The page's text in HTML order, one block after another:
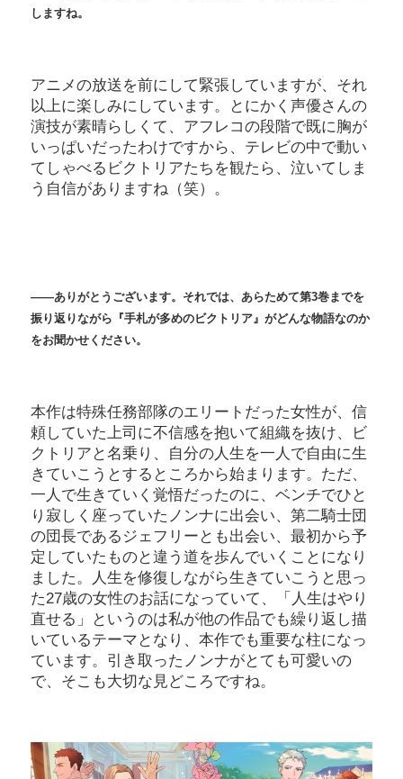
しますね。
アニメの放送を前にして緊張していますが、それ
以上に楽しみにしています。とにかく声優さんの
演技が素晴らしくて、アフレコの段階で既に胸が
いっぱいだったわけですから、テレビの中で動い
てしゃべるビクトリアたちを観たら、泣いてしま
う自信がありますね（笑）。
――ありがとうございます。それでは、あらためて第3巻までを
振り返りながら『手札が多めのビクトリア』がどんな物語なのか
をお聞かせください。
本作は特殊任務部隊のエリートだった女性が、信
頼していた上司に不信感を抱いて組織を抜け、ビ
クトリアと名乗り、自分の人生を一人で自由に生
きていこうとするところから始まります。ただ、
一人で生きていく覚悟だったのに、ベンチでひと
り寂しく座っていたノンナに出会い、第二騎士団
の団長であるジェフリーとも出会い、最初から予
定していたものと違う道を歩んでいくことになり
ました。人生を修復しながら生きていこうと思っ
た27歳の女性のお話になっていて、「人生はやり
直せる」というのは私が他の作品でも繰り返し描
いているテーマとなり、本作でも重要な柱になっ
ています。引き取ったノンナがとても可愛いの
で、そこも大切な見どころですね。